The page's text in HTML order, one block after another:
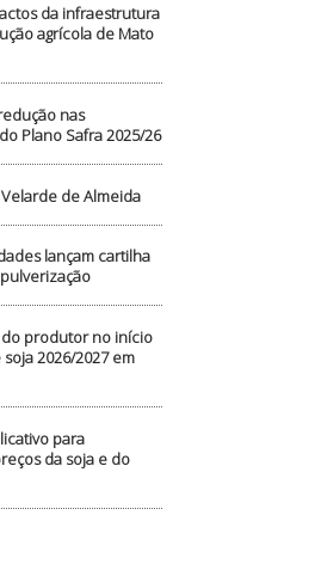
da infraestrutura
agrícola de Mato
nas
Plano Safra 2025/26
de Almeida
lançam cartilha
do produtor no início
2026/2027 em
para
da soja e do